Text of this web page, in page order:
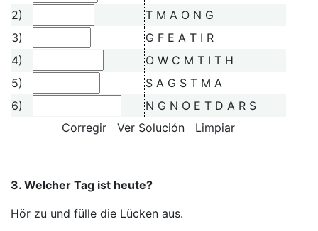
2)
T M A O N G
3)
G F E A T I R
4)
O W C M T I T H
5)
S A G S T M A
6)
N G N O E T D A R S
Corregir
Ver Solución Limpiar
3. Welcher Tag ist heute?
Hör zu und fülle die Lücken aus.